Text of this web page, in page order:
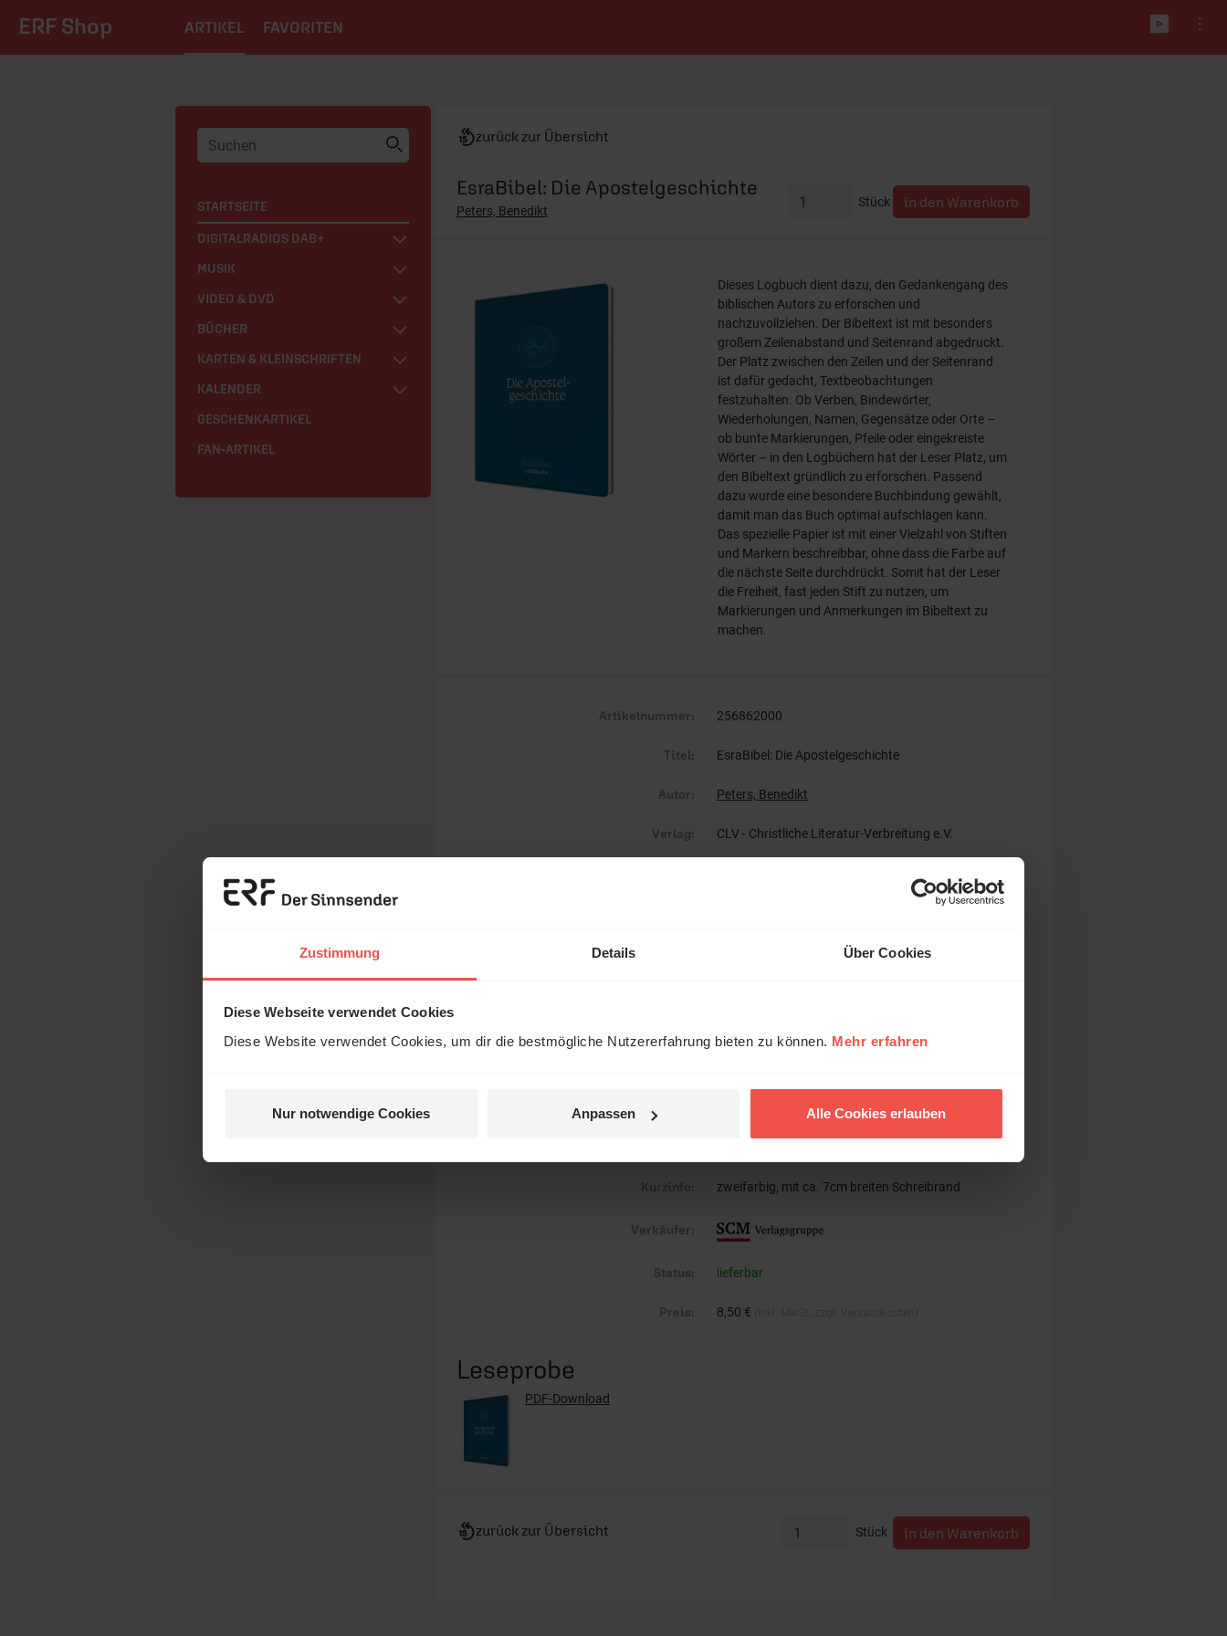
Zustimmung Details Über Cookies
Diese Webseite verwendet Cookies
Diese Website verwendet Cookies, um dir die bestmögliche Nutzererfahrung bieten zu können. Mehr erfahren
Nur notwendige Cookies Anpassen Alle Cookies erlauben
ERF Shop ARTIKEL FAVORITEN
STARTSEITE
DIGITALRADIOS DAB+
MUSIK
VIDEO & DVD
BÜCHER
KARTEN & KLEINSCHRIFTEN
KALENDER
GESCHENKARTIKEL
FAN-ARTIKEL
zurück zur Übersicht
Stück
EsraBibel: Die Apostelgeschichte
Peters, Benedikt
Dieses Logbuch dient dazu, den Gedankengang des
biblischen Autors zu erforschen und
nachzuvollziehen. Der Bibeltext ist mit besonders
großem Zeilenabstand und Seitenrand abgedruckt.
Der Platz zwischen den Zeilen und der Seitenrand
ist dafür gedacht, Textbeobachtungen
festzuhalten. Ob Verben, Bindewörter,
Wiederholungen, Namen, Gegensätze oder Orte –
ob bunte Markierungen, Pfeile oder eingekreiste
Wörter – in den Logbüchern hat der Leser Platz, um
den Bibeltext gründlich zu erforschen. Passend
dazu wurde eine besondere Buchbindung gewählt,
damit man das Buch optimal aufschlagen kann.
Das spezielle Papier ist mit einer Vielzahl von Stiften
und Markern beschreibbar, ohne dass die Farbe auf
die nächste Seite durchdrückt. Somit hat der Leser
die Freiheit, fast jeden Stift zu nutzen, um
Markierungen und Anmerkungen im Bibeltext zu
machen.
Artikelnummer: 256862000
Titel: EsraBibel: Die Apostelgeschichte
Autor: Peters, Benedikt
Verlag: CLV - Christliche Literatur-Verbreitung e.V.
Einband:
Kurzinfo: zweifarbig, mit ca. 7cm breiten Schreibrand
Verkäufer:
Status: lieferbar
Preis: 8,50 €
Leseprobe
PDF-Download
Stück
zurück zur Übersicht